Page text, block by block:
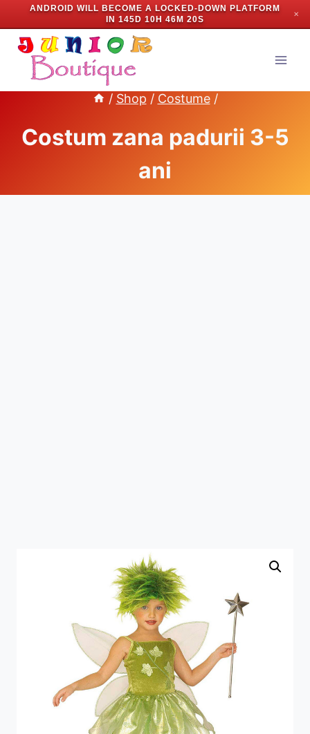
ANDROID WILL BECOME A LOCKED-DOWN PLATFORM
IN 145D 10H 46M 19S
✕
Skip
content
/ Shop / Costume /
Costum zana padurii 3-5
ani